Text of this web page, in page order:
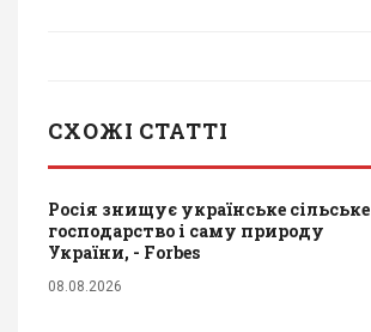
СХОЖІ СТАТТІ
Росія знищує українське сільське
господарство і саму природу
України, - Forbes
08.08.2026